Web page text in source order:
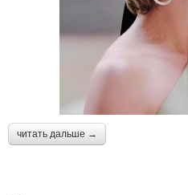
читать дальше →